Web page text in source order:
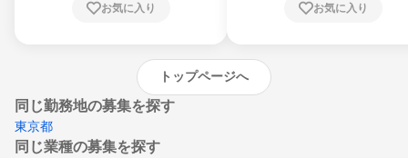
崎県、熊本県、大分県、宮崎県、鹿児島県、
お気に入り お気に入り
トップページへ
同じ勤務地の募集を探す
東京都
同じ業種の募集を探す